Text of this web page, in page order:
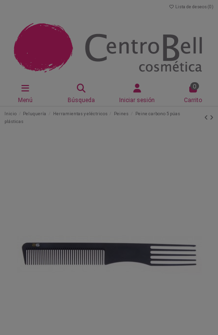
Lista de deseos (0 )
Menú Búsqueda Iniciar sesión
0
Carrito
Inicio Peluquería Herramientas y eléctricos Peines
Peine carbono 5 púas
plásticas